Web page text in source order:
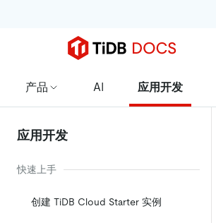
产品 AI 应用开发
应用开发
快速上手
创建 TiDB Cloud Starter 实例